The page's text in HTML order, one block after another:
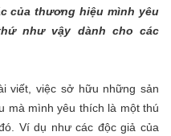
của thương hiệu mình yêu
như vậy dành cho các
viết, việc sở hữu những sản
mà mình yêu thích là một thú
Ví dụ như các độc giả của